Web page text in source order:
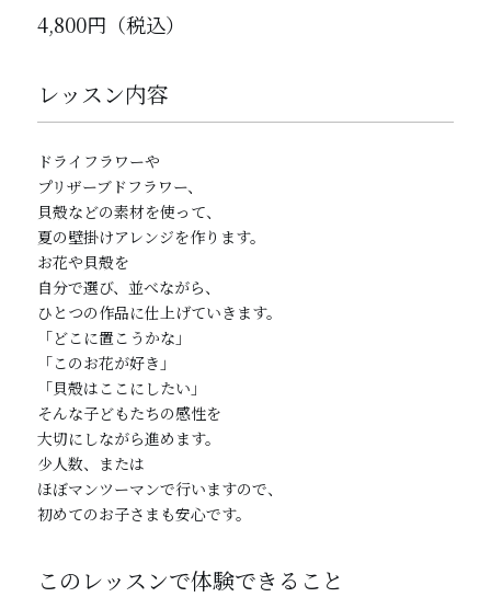
4,800円（税込）
レッスン内容
ドライフラワーや
プリザーブドフラワー、
貝殻などの素材を使って、
夏の壁掛けアレンジを作ります。
お花や貝殻を
自分で選び、並べながら、
ひとつの作品に仕上げていきます。
「どこに置こうかな」
「このお花が好き」
「貝殻はここにしたい」
そんな子どもたちの感性を
大切にしながら進めます。
少人数、または
ほぼマンツーマンで行いますので、
初めてのお子さまも安心です。
このレッスンで体験できること